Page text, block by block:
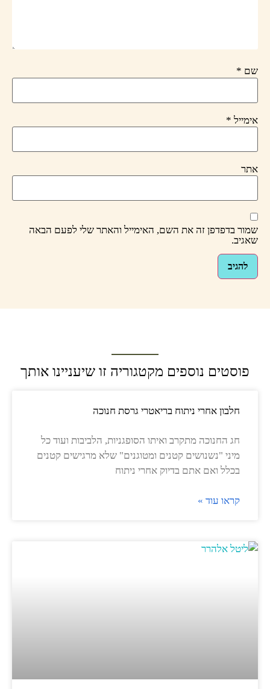
שם *
אימייל*
אתר
שמור בדפדפן זה את השם, האימייל והאתר שלי לפעם הבאה
שאגיב.
פוסטים נוספים מקטגוריה זו שיעניינו אותך
חלבון אחרי ניתוח בריאטרי גרסת חנוכה
חג החנוכה מתקרב ואיתו הסופגניות, הלביבות ועוד כל
מיני "נשנושים קטנים ומטוגנים" שלא מרגישים קטנים
בכלל ואם אתם בדיוק אחרי ניתוח
קראו עוד »